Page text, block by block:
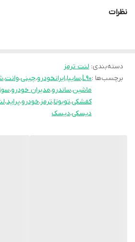
نوآوری فرمولاسیون جدید
تولید شده موفق به جلب
کاربران شده است به طوری
آن قابل قبول است و در زمان
عنوان سوت نمی کشد و از همه
نظرات
دسته‌بندی: لنت ترمز
برچسب‌ها :L90،سایپا،ایرانخودرو،چینی،وانت،
ماشین،ساندرو،مدیران خودرو،
کفشکی،تویوتا،ترمز،خودرو،پراید،
دیسکی،دیسک